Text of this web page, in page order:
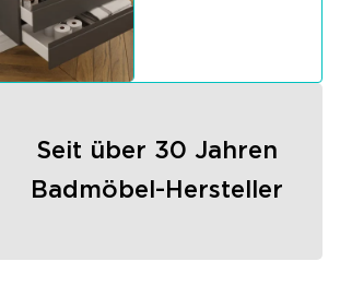
Seit über 30 Jahren
Badmöbel-Hersteller